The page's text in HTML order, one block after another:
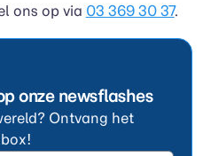
onze newsflashes
Ontvang het
ons op via 03 369 30 37.